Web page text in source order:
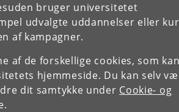
bruger universitetet
udvalgte uddannelser eller
af kampagner.
af de forskellige cookies, som
hjemmeside. Du kan selv
dit samtykke under Cookie- og